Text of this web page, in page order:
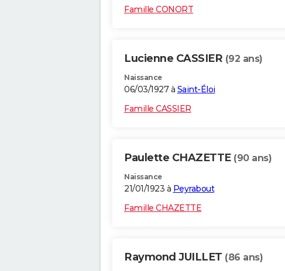
Famille CONORT
Lucienne CASSIER (92 ans)
Naissance
06/03/1927 à Saint-Éloi
Famille CASSIER
Paulette CHAZETTE (90 ans)
Naissance
21/01/1923 à Peyrabout
Famille CHAZETTE
Raymond JUILLET (86 ans)